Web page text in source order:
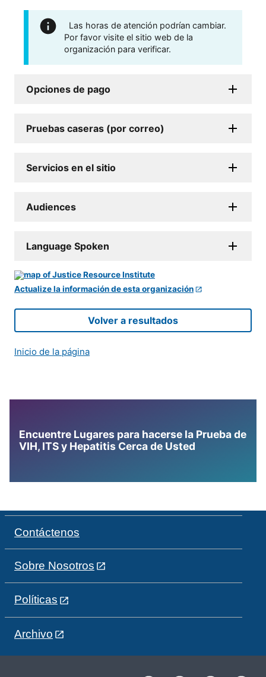
Las horas de atención podrían cambiar.
Por favor visite el sitio web de la
organización para verificar.
Opciones de pago
Pruebas caseras (por correo)
Servicios en el sitio
Audiences
Language Spoken
Actualize la información de esta organización
Volver a resultados
Inicio de la página
Encuentre Lugares para hacerse la Prueba de
VIH, ITS y Hepatitis Cerca de Usted
Contáctenos
Sobre Nosotros
Políticas
Archivo